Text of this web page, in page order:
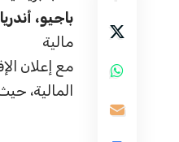
باجيو،
مالية
مع إعلان
المالية،